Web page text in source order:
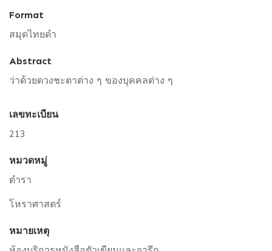
Format
สมุดไทยดำ
Abstract
ว่าด้วยดวงชะตาต่าง ๆ ของบุคคลต่าง ๆ
เลขทะเบียน
213
หมวดหมู่
ตำรา
โหราศาสตร์
หมายเหตุ